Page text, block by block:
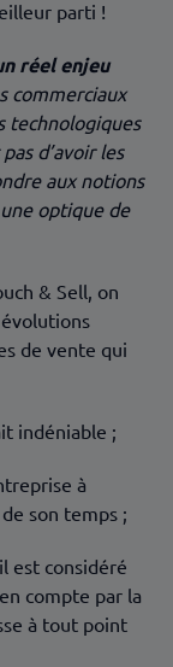
parti !
réel enjeu
commerciaux
technologiques
d’avoir les
aux notions
optique de
& Sell, on
de vente qui
indéniable ;
à
son temps ;
est considéré
compte par la
à tout point